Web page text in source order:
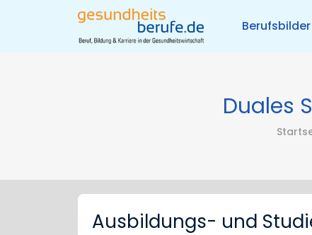
Berufsbilder
Duales
Ausbildungs- und